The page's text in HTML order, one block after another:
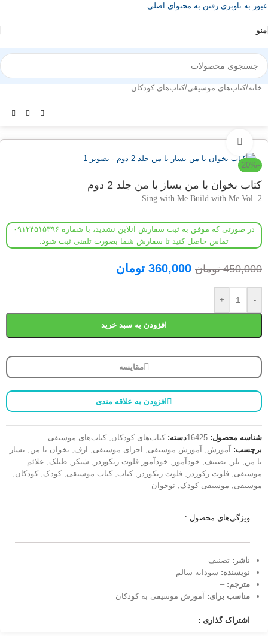
عبور به ناوبری رفتن به محتوای اصلی
منو
خانه/کتاب‌های موسیقی/کتاب‌های کودکان
-20%
بزرگنمایی تصویر
کتاب بخوان با من بساز با من جلد 2 دوم
Sing with Me Build with Me Vol. 2
در صورتی که موفق به ثبت سفارش آنلاین نشدید، با شماره ۰۹۱۲۴۵۱۵۳۹۶
تماس حاصل کنید تا سفارش شما بصورت تلفنی ثبت شود.
450,000 تومان 360,000 تومان
-
+
افزودن به سبد خرید
مقایسه
افزودن به علاقه مندی
شناسه محصول: 16425دسته: کتاب‌های کودکان, کتاب‌های موسیقی
برچسب:
آموزش, آموزش موسیقی, اجرای موسیقی, ارف, بخوان با من, بساز
با من, بلز , تصنیف, خودآموز , خودآموز فلوت ریکوردر , شیکر , طبلک, علائم
موسیقی, فلوت رکوردر , فلوت ریکوردر , کتاب, کتاب موسیقی, کودک, کودکان,
موسیقی, موسیقی کودک, نوجوان
ویژگی‌های محصول :
ناشر: تصنیف
نویسنده: سودابه سالم
مترجم: –
مناسب برای: آموزش موسیقی به کودکان
اشتراک گذاری :